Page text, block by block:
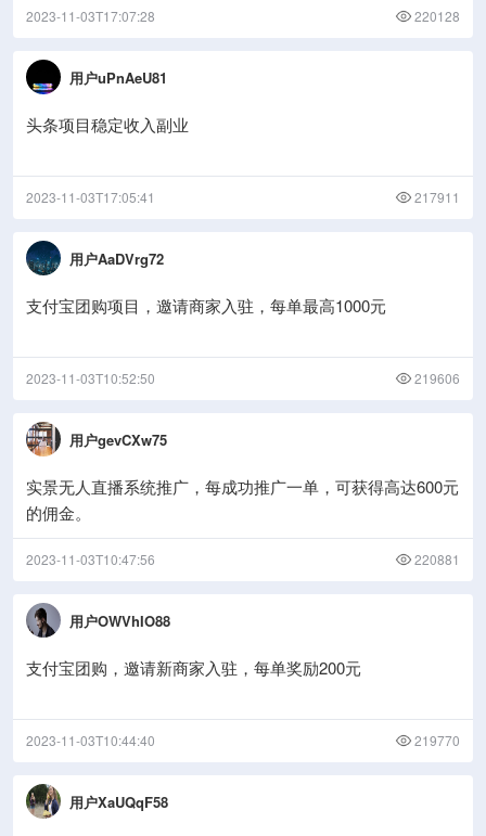
2023-11-03T17:07:28 220128
用户uPnAeU81
头条项目稳定收入副业
2023-11-03T17:05:41 217911
用户AaDVrg72
支付宝团购项目，邀请商家入驻，每单最高1000元
2023-11-03T10:52:50 219606
用户gevCXw75
实景无人直播系统推广，每成功推广一单，可获得高达600元
的佣金。
2023-11-03T10:47:56 220881
用户OWVhIO88
支付宝团购，邀请新商家入驻，每单奖励200元
2023-11-03T10:44:40 219770
用户XaUQqF58